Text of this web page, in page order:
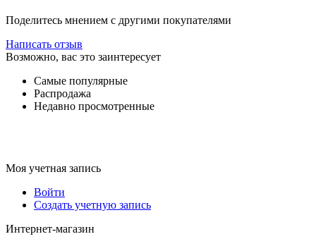
Поделитесь мнением с другими покупателями
Написать отзыв
Возможно, вас это заинтересует
Самые популярные
Распродажа
Недавно просмотренные
Моя учетная запись
Войти
Создать учетную запись
Интернет-магазин